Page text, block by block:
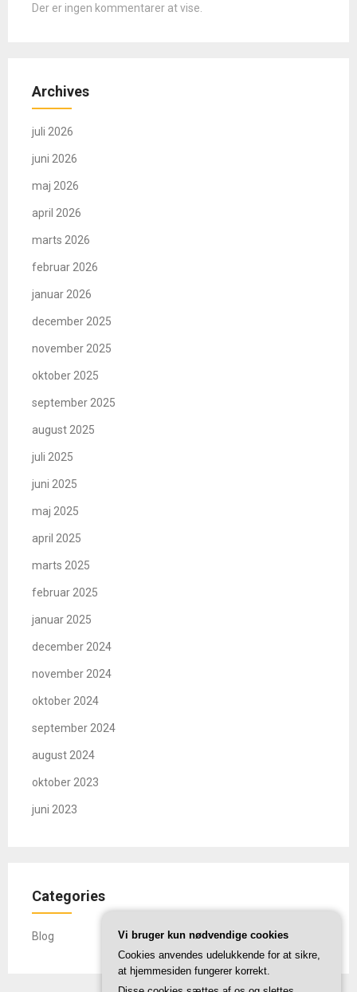
Der er ingen kommentarer at vise.
Archives
juli 2026
juni 2026
maj 2026
april 2026
marts 2026
februar 2026
januar 2026
december 2025
november 2025
oktober 2025
september 2025
august 2025
juli 2025
juni 2025
maj 2025
april 2025
marts 2025
februar 2025
januar 2025
december 2024
november 2024
oktober 2024
september 2024
august 2024
oktober 2023
juni 2023
Categories
Blog
Vi bruger kun nødvendige cookies
Cookies anvendes udelukkende for at sikre,
at hjemmesiden fungerer korrekt.